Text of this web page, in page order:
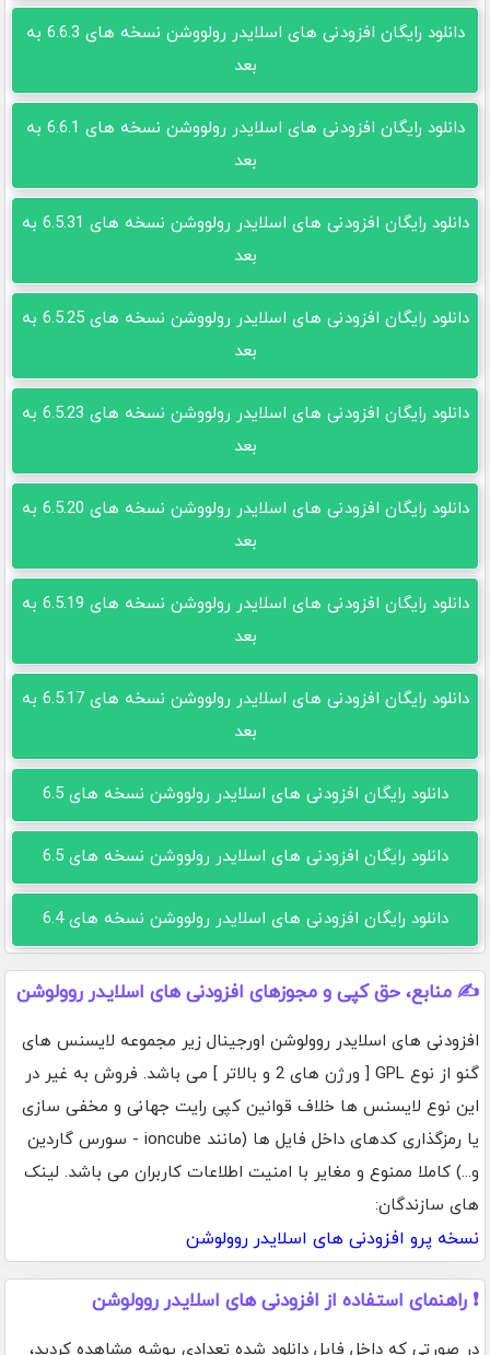
دانلود رایگان افزودنی های اسلایدر رولووشن نسخه های 6.6.3 به
بعد
دانلود رایگان افزودنی های اسلایدر رولووشن نسخه های 6.6.1 به
بعد
دانلود رایگان افزودنی های اسلایدر رولووشن نسخه های 6.5.31 به
بعد
دانلود رایگان افزودنی های اسلایدر رولووشن نسخه های 6.5.25 به
بعد
دانلود رایگان افزودنی های اسلایدر رولووشن نسخه های 6.5.23 به
بعد
دانلود رایگان افزودنی های اسلایدر رولووشن نسخه های 6.5.20 به
بعد
دانلود رایگان افزودنی های اسلایدر رولووشن نسخه های 6.5.19 به
بعد
دانلود رایگان افزودنی های اسلایدر رولووشن نسخه های 6.5.17 به
بعد
دانلود رایگان افزودنی های اسلایدر رولووشن نسخه های 6.5
دانلود رایگان افزودنی های اسلایدر رولووشن نسخه های 6.5
دانلود رایگان افزودنی های اسلایدر رولووشن نسخه های 6.4
✍️ منابع، حق کپی و مجوزهای افزودنی های اسلایدر روولوشن
افزودنی های اسلایدر روولوشن اورجینال زیر مجموعه لایسنس های
گنو از نوع GPL [ ورژن های 2 و بالاتر ] می باشد. فروش به غیر در
این نوع لایسنس ها خلاف قوانین کپی رایت جهانی و مخفی سازی
یا رمزگذاری کدهای داخل فایل ها (مانند ioncube - سورس گاردین
و...) کاملا ممنوع و مغایر با امنیت اطلاعات کاربران می باشد. لینک
های سازندگان:
نسخه پرو افزودنی های اسلایدر روولوشن
❗ راهنمای استفاده از افزودنی های اسلایدر روولوشن
در صورتی که داخل فایل دانلود شده تعدادی پوشه مشاهده کردید،